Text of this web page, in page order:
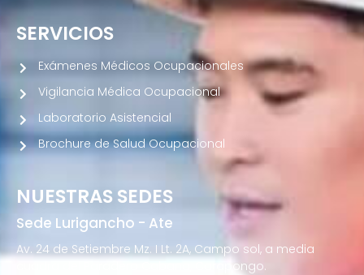
NUESTRAS SEDES
Sede Lurigancho - Ate
Av. 24 de Setiembre Mz. I Lt. 2A, Campo sol, a media
cuadra del Paradero Cabana, Carapongo.
SERVICIOS
Exámenes Médicos Ocupacionales
Vigilancia Médica Ocupacional
Laboratorio Asistencial
Brochure de Salud Ocupacional